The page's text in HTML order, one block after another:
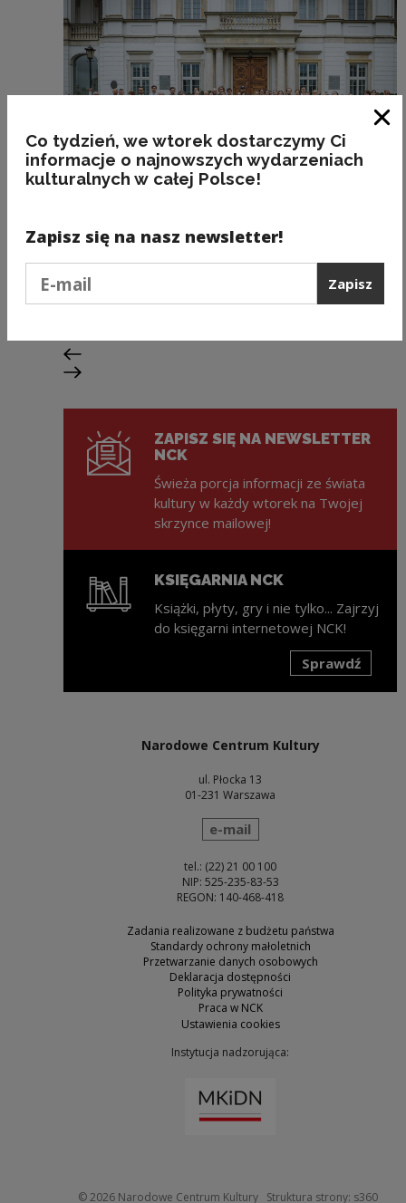
Stypendia
współpracy
Poprzedni slajd
Następny slajd
ZAPISZ SIĘ NA NEWSLETTER
NCK
Świeża porcja informacji ze świata
kultury w każdy wtorek na Twojej
skrzynce mailowej!
KSIĘGARNIA NCK
Książki, płyty, gry i nie tylko... Zajrzyj
do księgarni internetowej NCK!
Sprawdź
Narodowe Centrum Kultury
ul. Płocka 13
01-231 Warszawa
wyślij wiadomość
e-mail
tel.: (22) 21 00 100
NIP: 525-235-83-53
REGON: 140-468-418
Zadania realizowane z budżetu państwa
Standardy ochrony małoletnich
Przetwarzanie danych osobowych
Deklaracja dostępności
Polityka prywatności
Praca w NCK
Ustawienia cookies
Instytucja nadzorująca:
© 2026 Narodowe Centrum KulturyStruktura strony: s360
Co tydzień, we wtorek dostarczymy Ci
informacje o najnowszych wydarzeniach
kulturalnych w całej Polsce!
Zapisz się na nasz newsletter!
Zapisz